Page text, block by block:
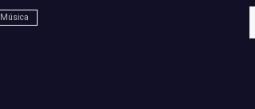
Música